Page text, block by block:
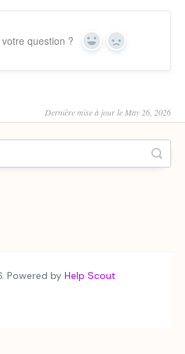
question ? Yes No
Dernière mise à jour le May 26, 2026
Powered byHelp Scout